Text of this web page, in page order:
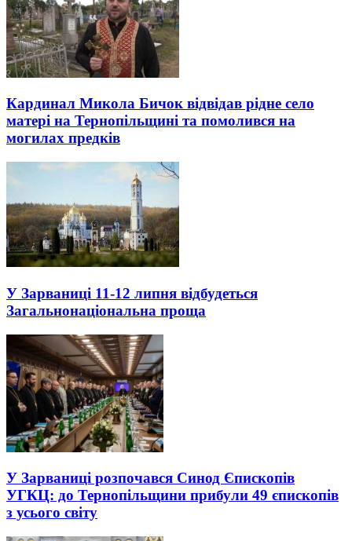
Кардинал Микола Бичок відвідав рідне село
матері на Тернопільщині та помолився на
могилах предків
У Зарваниці 11-12 липня відбудеться
Загальнонаціональна проща
У Зарваниці розпочався Синод Єпископів
УГКЦ: до Тернопільщини прибули 49 єпископів
з усього світу